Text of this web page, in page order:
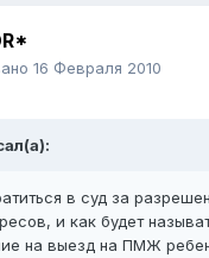
16 Февраля 2010
в суд за
и как будет
на выезд на ПМЖ